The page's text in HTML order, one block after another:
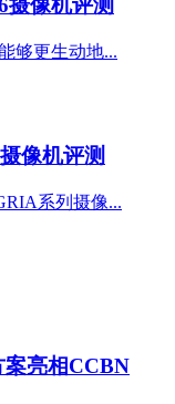
摄像机评测
够更生动地...
像机评测
系列摄像...
亮相CCBN